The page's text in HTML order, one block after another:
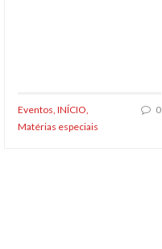
Eventos,INÍCIO,
Matérias especiais
0